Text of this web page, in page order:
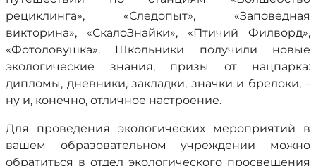
рециклинга», «Следопыт», «Заповедная
викторина», «СкалоЗнайки», «Птичий Филворд»,
«Фотоловушка». Школьники получили новые
экологические знания, призы от нацпарка:
дипломы, дневники, закладки, значки и брелоки, –
ну и, конечно, отличное настроение.
Для проведения экологических мероприятий в
вашем образовательном учреждении можно
обратиться в отдел экологического просвещения